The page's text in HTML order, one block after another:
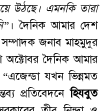
উঠছে। এমনকি তারা
” । দৈনিক আমার দেশ
সম্পাদক জনাব মাহমুদুর
দৈনিক আমার
যখন ভিন্নমত
প্রতিবেদনেহিযবুত